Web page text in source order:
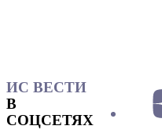
ИС ВЕСТИ
В
СОЦСЕТЯХ